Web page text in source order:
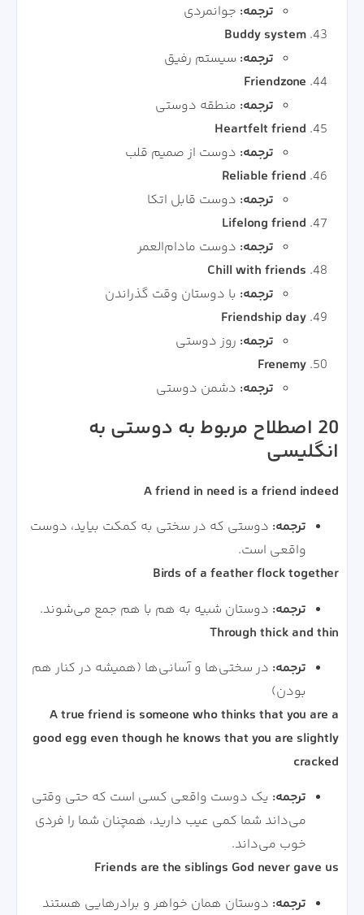
ترجمه: جوانمردی
Buddy system
ترجمه: سیستم رفیق
Friendzone
ترجمه: منطقه دوستی
Heartfelt friend
ترجمه: دوست از صمیم قلب
Reliable friend
ترجمه: دوست قابل اتکا
Lifelong friend
ترجمه: دوست مادام‌العمر
Chill with friends
ترجمه: با دوستان وقت گذراندن
Friendship day
ترجمه: روز دوستی
Frenemy
ترجمه: دشمن دوستی
20 اصطلاح مربوط به دوستی به
انگلیسی
A friend in need is a friend indeed
ترجمه: دوستی که در سختی به کمکت بیاید، دوست
واقعی است.
Birds of a feather flock together
ترجمه: دوستان شبیه به هم با هم جمع می‌شوند.
Through thick and thin
ترجمه: در سختی‌ها و آسانی‌ها (همیشه در کنار هم
بودن)
A true friend is someone who thinks that you are a
good egg even though he knows that you are slightly
cracked
ترجمه: یک دوست واقعی کسی است که حتی وقتی
می‌داند شما کمی عیب دارید، همچنان شما را فردی
خوب می‌داند.
Friends are the siblings God never gave us
ترجمه: دوستان همان خواهر و برادرهایی هستند